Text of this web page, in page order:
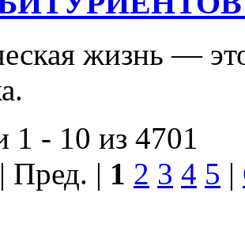
жизнь —
1 - 10 из 4701
Пред. | 1 2 3 4 5 |